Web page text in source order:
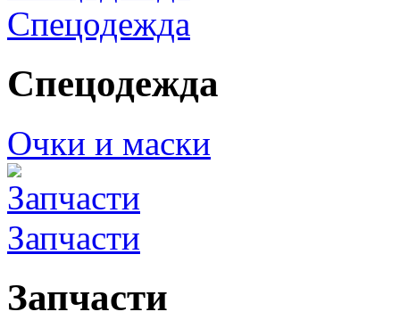
Спецодежда
Спецодежда
Очки и маски
Запчасти
Запчасти